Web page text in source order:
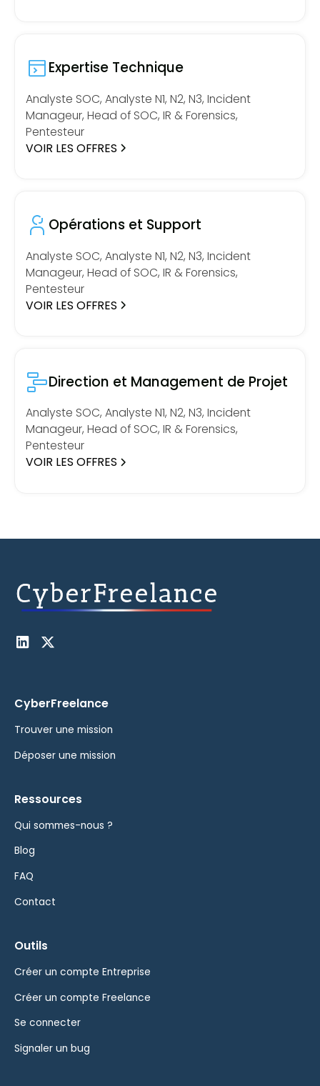
Expertise Technique
Analyste SOC, Analyste N1, N2, N3, Incident
Manageur, Head of SOC, IR & Forensics,
Pentesteur
VOIR LES OFFRES
Opérations et Support
Analyste SOC, Analyste N1, N2, N3, Incident
Manageur, Head of SOC, IR & Forensics,
Pentesteur
VOIR LES OFFRES
Direction et Management de Projet
Analyste SOC, Analyste N1, N2, N3, Incident
Manageur, Head of SOC, IR & Forensics,
Pentesteur
VOIR LES OFFRES
CyberFreelance
Trouver une mission
Déposer une mission
Ressources
Qui sommes-nous ?
Blog
FAQ
Contact
Outils
Créer un compte Entreprise
Créer un compte Freelance
Se connecter
Signaler un bug